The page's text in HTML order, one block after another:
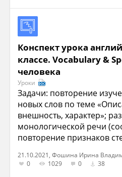
Конспект урока
классе. Vocabulary &
человека
Уроки
Задачи: повторение
новых слов по теме
внешность, характер»;
монологической речи
повторение признаков
21.10.2021, Фошина Ирина
0
1029 0 38